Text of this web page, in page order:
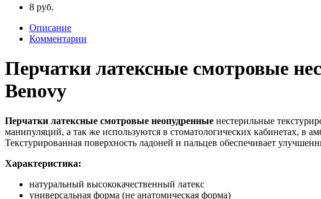
8 руб.
Описание
Комментарии
Перчатки латексные смотровые
Benovy
Перчатки латексные смотровые неопудренные нестерильные
манипуляций, а так же используются в стоматологических кабинетах, в
Текстурированная поверхность ладоней и пальцев обеспечивает
Характеристика:
натуральный высококачественный латекс
универсальная форма (не анатомическая форма)